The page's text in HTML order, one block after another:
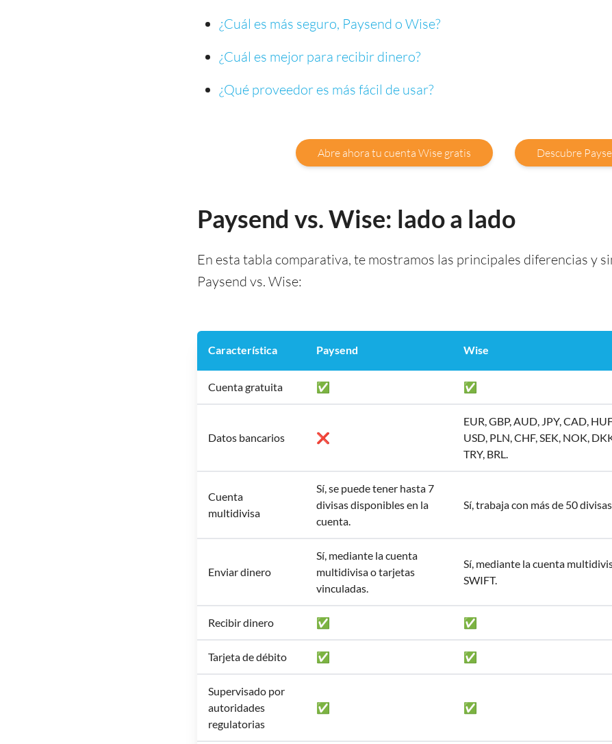
¿Cuál es más seguro, Paysend o Wise?
¿Cuál es mejor para recibir dinero?
¿Qué proveedor es más fácil de usar?
Abre ahora tu cuenta Wise gratis Descubre
Paysend vs. Wise: lado a lado
En esta tabla comparativa, te mostramos las principales diferencias y
Paysend vs. Wise:
Característica Paysend Wise
Cuenta gratuita ✅ ✅
Datos bancarios ❌
EUR, GBP, AUD, JPY, CAD,
USD, PLN, CHF, SEK, NOK,
TRY, BRL.
Cuenta
multidivisa
Sí, se puede tener hasta 7
divisas disponibles en la
cuenta.
Sí, trabaja con más de 50
Enviar dinero
Sí, mediante la cuenta
multidivisa o tarjetas
vinculadas.
Sí, mediante la cuenta
SWIFT.
Recibir dinero ✅ ✅
Tarjeta de débito ✅ ✅
Supervisado por
autoridades
regulatorias
✅ ✅